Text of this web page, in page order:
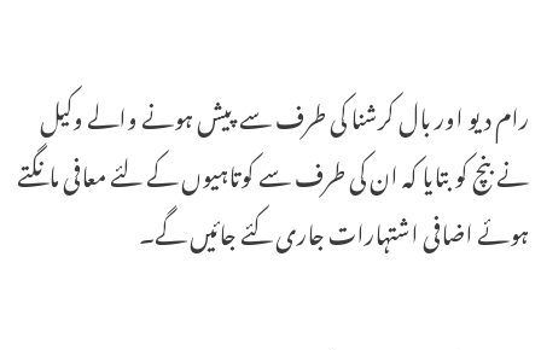
رام دیو اور بال کرشنا کی طرف سے پیش ہونے والے وکیل
نے بنچ کو بتایا کہ ان کی طرف سے کوتاہیوں کے لئے معافی مانگتے
ہوئے اضافی اشتہارات جاری کئے جائیں گے۔